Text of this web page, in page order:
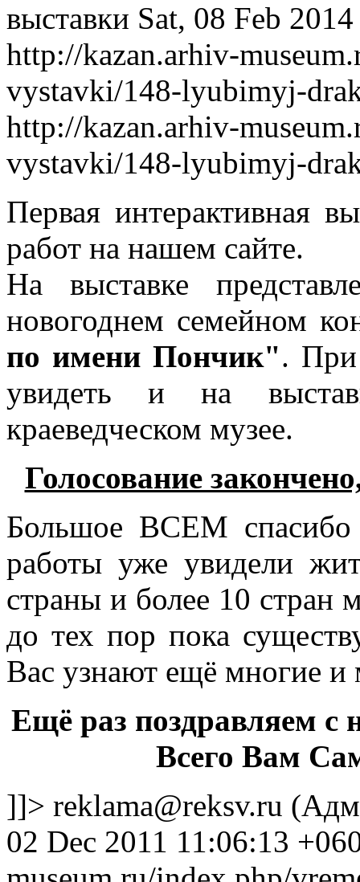
выставки Sat, 08 Feb
http://kazan.arhiv-
vystavki/148-lyubimyj-
http://kazan.arhiv-
vystavki/148-lyubimyj-
Первая интерактивная
работ на нашем сайте.
На выставке
новогоднем семейном
по имени Пончик".
увидеть и на
краеведческом музее.
Голосование
Большое ВСЕМ спасибо
работы уже увидели
страны и более 10 стран
до тех пор пока
Вас узнают ещё многие и
Ещё раз поздравляем
Всего Вам
]]> reklama@reksv.ru
02 Dec 2011 11:06:13